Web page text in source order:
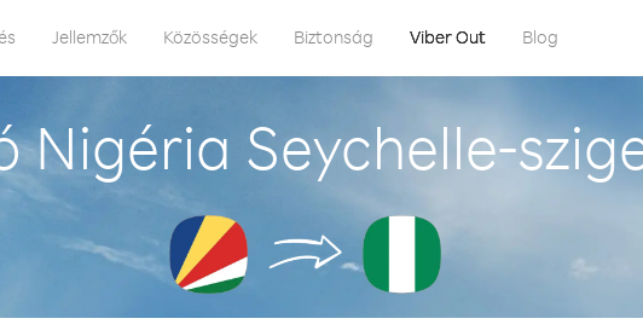
Jellemzők Közösségek Biztonság Viber Out Blog
Nigéria Seychelle-